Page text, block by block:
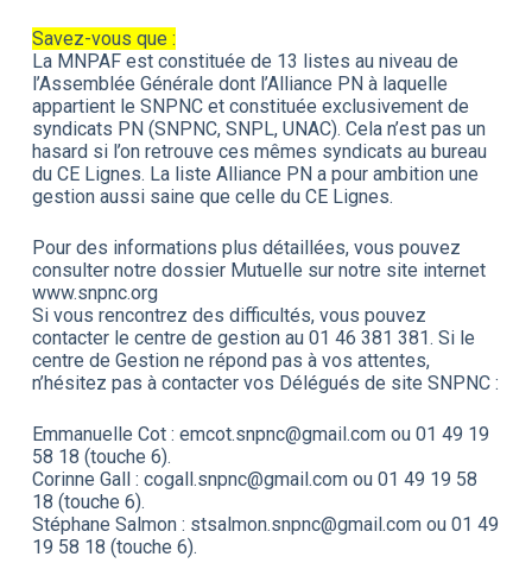
Savez-vous que :
La MNPAF est constituée de 13 listes au niveau de
l’Assemblée Générale dont l’Alliance PN à laquelle
appartient le SNPNC et constituée exclusivement de
syndicats PN (SNPNC, SNPL, UNAC). Cela n’est pas un
hasard si l’on retrouve ces mêmes syndicats au bureau
du CE Lignes. La liste Alliance PN a pour ambition une
gestion aussi saine que celle du CE Lignes.
Pour des informations plus détaillées, vous pouvez
consulter notre dossier Mutuelle sur notre site internet
www.snpnc.org
Si vous rencontrez des difficultés, vous pouvez
contacter le centre de gestion au 01 46 381 381. Si le
centre de Gestion ne répond pas à vos attentes,
n’hésitez pas à contacter vos Délégués de site SNPNC :
Emmanuelle Cot : emcot.snpnc@gmail.com ou 01 49 19
58 18 (touche 6).
Corinne Gall : cogall.snpnc@gmail.com ou 01 49 19 58
18 (touche 6).
Stéphane Salmon : stsalmon.snpnc@gmail.com ou 01 49
19 58 18 (touche 6).